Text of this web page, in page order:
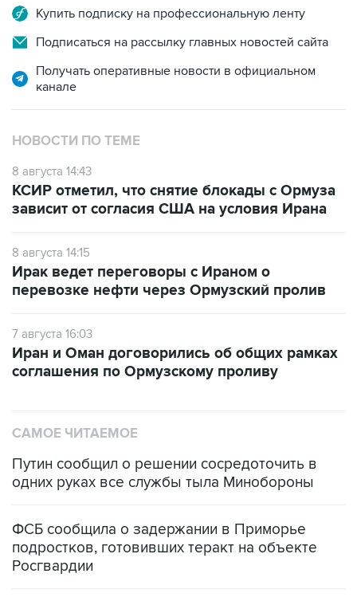
Купить подписку на профессиональную ленту
Подписаться на рассылку главных новостей сайта
Получать оперативные новости в официальном
канале
НОВОСТИ ПО ТЕМЕ
8 августа 14:43
КСИР отметил, что снятие блокады с Ормуза
зависит от согласия США на условия Ирана
8 августа 14:15
Ирак ведет переговоры с Ираном о
перевозке нефти через Ормузский пролив
7 августа 16:03
Иран и Оман договорились об общих рамках
соглашения по Ормузскому проливу
САМОЕ ЧИТАЕМОЕ
Путин сообщил о решении сосредоточить в
одних руках все службы тыла Минобороны
ФСБ сообщила о задержании в Приморье
подростков, готовивших теракт на объекте
Росгвардии